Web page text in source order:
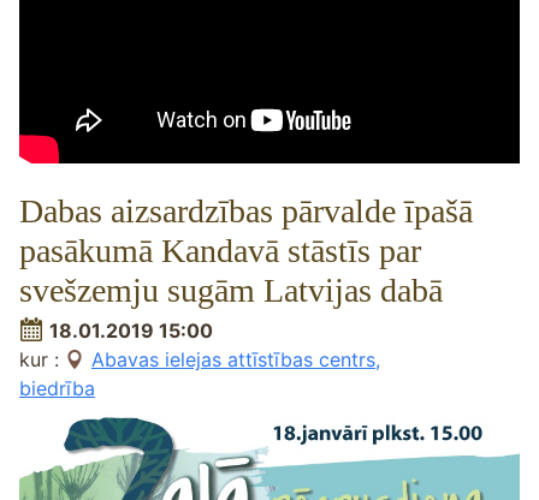
Dabas aizsardzības pārvalde īpašā
pasākumā Kandavā stāstīs par
svešzemju sugām Latvijas dabā
18.01.2019 15:00
kur :
Abavas ielejas attīstības centrs,
biedrība